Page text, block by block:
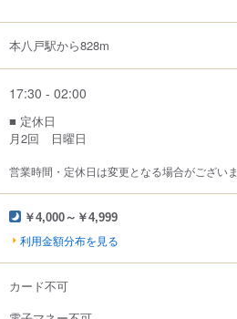
本八戸駅から828m
17:30 - 02:00
■ 定休日
月2回 日曜日
営業時間・定休日は変更となる場合がござい
￥4,000～￥4,999
利用金額分布を見る
カード不可